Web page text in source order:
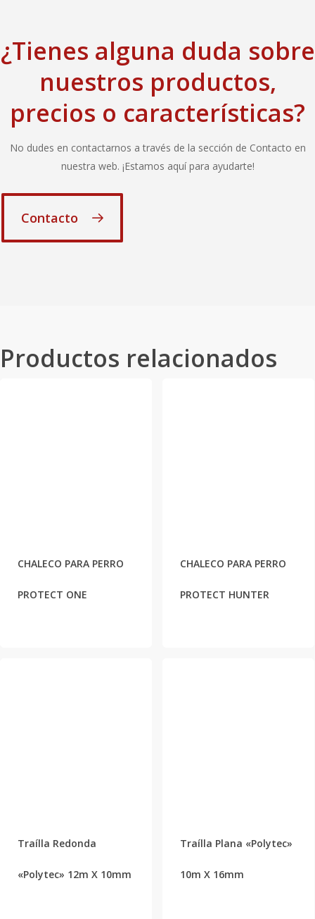
¿Tienes alguna duda sobre
nuestros productos,
precios o características?
No dudes en contactarnos a través de la sección de Contacto en
nuestra web. ¡Estamos aquí para ayudarte!
Contacto
Productos relacionados
CHALECO PARA PERRO
PROTECT ONE
CHALECO PARA PERRO
PROTECT HUNTER
Traílla Redonda
«Polytec» 12m X 10mm
Traílla Plana «Polytec»
10m X 16mm